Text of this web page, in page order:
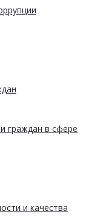
граждан в сфере
и качества